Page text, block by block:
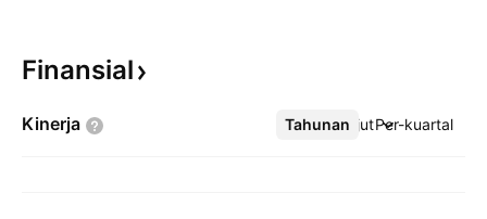
Finansial
Kinerja Tahunan Per-kuartal
Lebih lanjut